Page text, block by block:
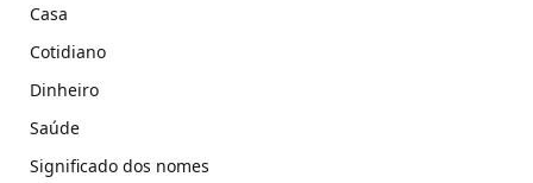
Casa
Cotidiano
Dinheiro
Saúde
Significado dos nomes